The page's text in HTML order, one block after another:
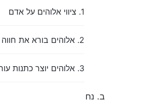
1. ציווי אלוהים על אדם
2. אלוהים בורא את חווה
3. אלוהים יוצר כתנות עור למען אדם וחווה
ב. נח